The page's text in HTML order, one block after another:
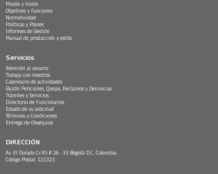
Misión y Visión
Objetivos y funciones
Normatividad
Políticas y Planes
Informes de Gestión
Manual de producción y estilo
Servicios
Atención al usuario
Trabaja con nosotros
Calendario de actividades
Buzón Peticiones, Quejas, Reclamos y Denuncias
Trámites y Servicios
Directorio de Funcionarios
Estado de su solicitud
Términos y Condiciones
Entrega de Obsequios
DIRECCIÓN
Av. El Dorado Cr.45 # 26 - 33 Bogotá D.C. Colombia.
Código Postal: 111321